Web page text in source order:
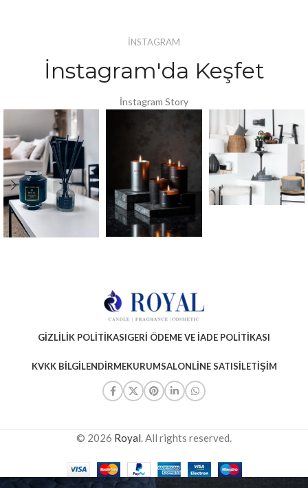
İNSTAGRAM
İnstagram'da Keşfet
İnstagram Story
GIZLILIK POLITIKASIGERI ÖDEME VE İADE POLITIKASI
KVKK BILGILENDIRMEKURUMSALONLINE SATISİLETIŞIM
© 2026 Royal. All rights reserved.